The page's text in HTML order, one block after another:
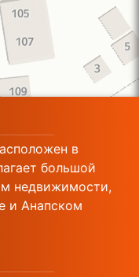
в
большой
недвижимости,
и Анапском